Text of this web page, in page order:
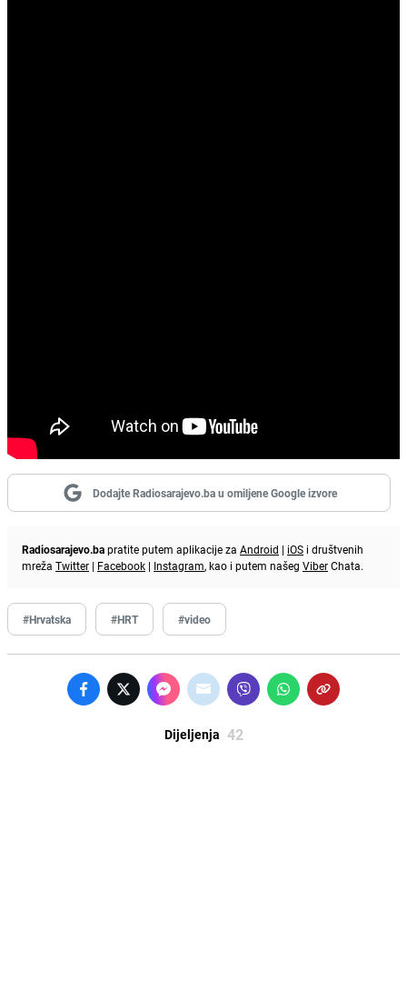
Dodajte Radiosarajevo.ba u omiljene Google izvore
Radiosarajevo.bapratite putem aplikacije za Android | iOS i društvenih
mreža Twitter | Facebook | Instagram, kao i putem našeg ViberChata.
#Hrvatska #HRT #video
Dijeljenja 42